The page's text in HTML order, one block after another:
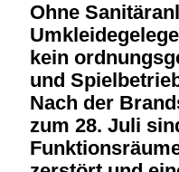
Ohne
kein
und
Nach der
zum 28. Juli